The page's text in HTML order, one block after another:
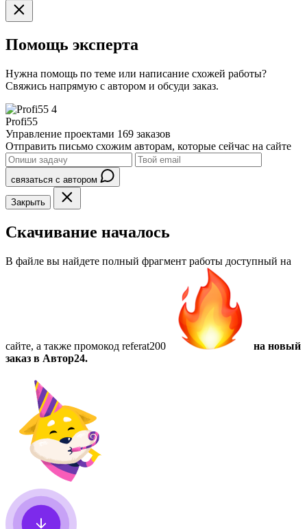
Помощь эксперта
Нужна помощь по теме или написание схожей работы?
Свяжись напрямую с автором и обсуди заказ.
4
Profi55
Управление проектами 169 заказов
Отправить письмо схожим авторам, которые сейчас на сайте
связаться с автором
Закрыть
Скачивание началось
В файле вы найдете полный фрагмент работы доступный на
сайте, а также промокод referat200
на новый
заказ в Автор24.